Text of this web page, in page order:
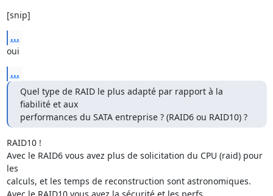
[snip]
...
oui
...
Quel type de RAID le plus adapté par rapport à la
fiabilité et aux
performances du SATA entreprise ? (RAID6 ou RAID10) ?
RAID10 !
Avec le RAID6 vous avez plus de solicitation du CPU (raid) pour
les
calculs, et les temps de reconstruction sont astronomiques.